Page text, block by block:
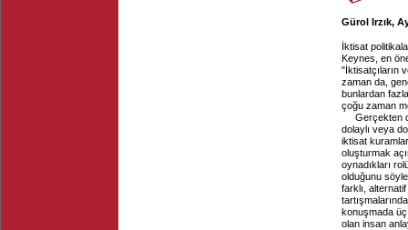
Gürol Irzık,
İktisat
Keynes, en
"İktisatçıların
zaman da,
bunlardan
çoğu zaman
Gerçekten
dolaylı veya
iktisat
oluşturmak
oynadıkları
olduğunu
farklı,
konuşmada
olan insan